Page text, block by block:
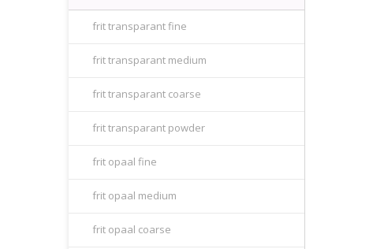
frit transparant fine
frit transparant medium
frit transparant coarse
frit transparant powder
frit opaal fine
frit opaal medium
frit opaal coarse